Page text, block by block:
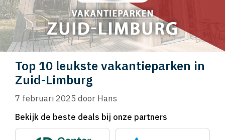
Top 10 leukste vakantieparken in
Zuid-Limburg
7 februari 2025 door Hans
Bekijk de beste deals bij onze partners